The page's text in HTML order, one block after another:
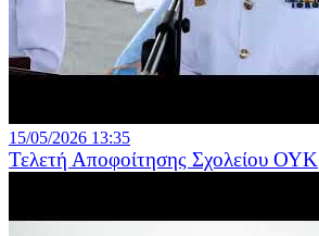
15/05/2026 13:35
Τελετή Αποφοίτησης Σχολείου ΟΥΚ